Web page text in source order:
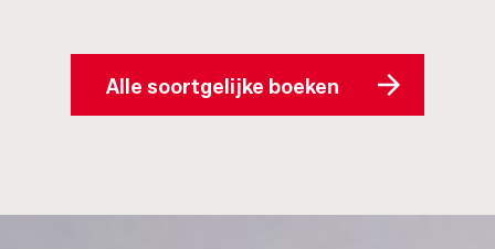
Alle soortgelijke boeken